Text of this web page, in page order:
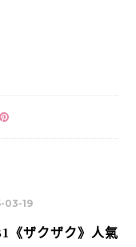
03-19
《ザクザク》人氣